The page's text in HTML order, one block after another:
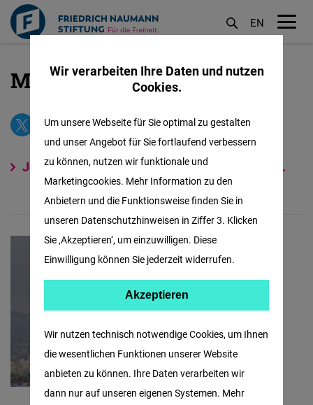
Direkt
Inhalt
EN
MENA Bulletin
Jetzt anmelden und keine Ausgabe verpassen.
Wir verarbeiten Ihre Daten und nutzen
Cookies.
Wir nutzen technisch notwendige Cookies, um Ihnen
die wesentlichen Funktionen unserer Website
anbieten zu können. Ihre Daten verarbeiten wir
dann nur auf unseren eigenen Systemen. Mehr
Um unsere Webseite für Sie optimal zu gestalten
und unser Angebot für Sie fortlaufend verbessern
zu können, nutzen wir funktionale und
Marketingcookies. Mehr Information zu den
Anbietern und die Funktionsweise finden Sie in
unseren Datenschutzhinweisen in Ziffer 3. Klicken
Sie ‚Akzeptieren‘, um einzuwilligen. Diese
Einwilligung können Sie jederzeit widerrufen.
Facebook
Embed
Akzeptieren